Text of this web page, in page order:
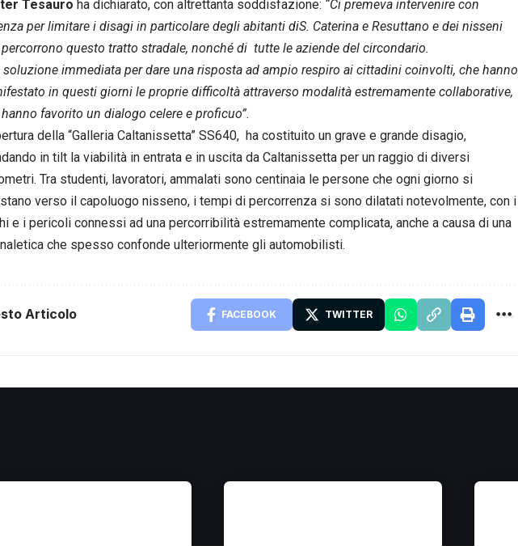
Tesauro ha dichiarato, con altrettanta soddisfazione: “Ci premeva intervenire con
per limitare i disagi in particolare degli abitanti diS. Caterina e Resuttano e dei nisseni
questo tratto stradale, nonché di tutte le aziende del circondario.
soluzione immediata per dare una risposta ad ampio respiro ai cittadini coinvolti, che hanno
in questi giorni le proprie difficoltà attraverso modalità estremamente collaborative,
favorito un dialogo celere e proficuo”.
della “Galleria Caltanissetta” SS640, ha costituito un grave e grande disagio,
in tilt la viabilità in entrata e in uscita da Caltanissetta per un raggio di diversi
Tra studenti, lavoratori, ammalati sono centinaia le persone che ogni giorno si
verso il capoluogo nisseno, i tempi di percorrenza si sono dilatati notevolmente, con i
e i pericoli connessi ad una percorribilità estremamente complicata, anche a causa di una
che spesso confonde ulteriormente gli automobilisti.
Articolo FACEBOOK TWITTER